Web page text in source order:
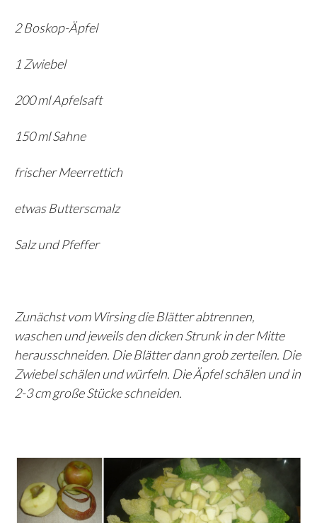
2 Boskop-Äpfel
1 Zwiebel
200 ml Apfelsaft
150 ml Sahne
frischer Meerrettich
etwas Butterscmalz
Salz und Pfeffer
Zunächst vom Wirsing die Blätter abtrennen,
waschen und jeweils den dicken Strunk in der Mitte
herausschneiden. Die Blätter dann grob zerteilen. Die
Zwiebel schälen und würfeln. Die Äpfel schälen und in
2-3 cm große Stücke schneiden.